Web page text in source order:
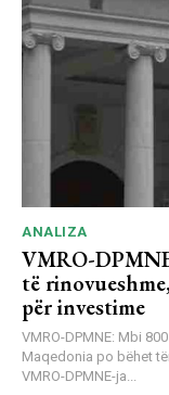
ANALIZA
VMRO-
të
për investime
VMRO-DPMNE: Mbi
Maqedonia po bëhet
VMRO-DPMNE-ja...